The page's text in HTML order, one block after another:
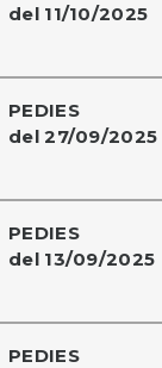
del 11/10/2025
PEDIES
del 27/09/2025
PEDIES
del 13/09/2025
PEDIES